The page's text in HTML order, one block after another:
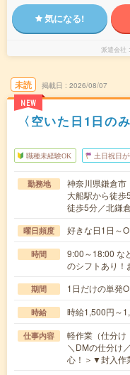
気になる!
派遣会社
未読
NEW
掲載日 2026/08/07
〈空いた日1日の
職種未経験OK 土日祝日
勤務地
神奈川県鎌倉市
大船駅から徒歩
徒歩5分／北鎌
曜日頻度 好きな日1日～
時間
9:00～18:00
のシフトあり
期間 1日だけの単発
時給 時給1,500円～
仕事内容
軽作業（仕分け
＼DMの仕分け
心！＞▼封入作